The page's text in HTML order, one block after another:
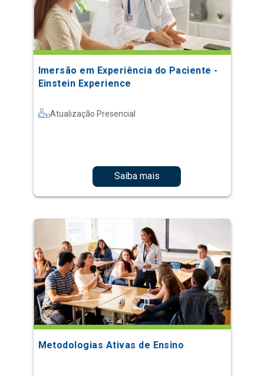
Imersão em Experiência do Paciente -
Einstein Experience
Atualização Presencial
Saiba mais
Metodologias Ativas de Ensino